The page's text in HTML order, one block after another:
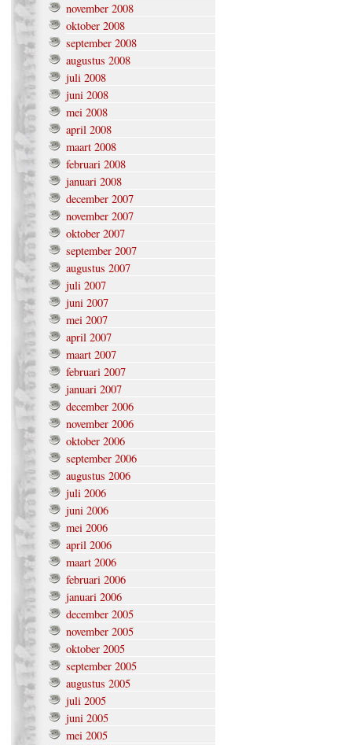
november 2008
oktober 2008
september 2008
augustus 2008
juli 2008
juni 2008
mei 2008
april 2008
maart 2008
februari 2008
januari 2008
december 2007
november 2007
oktober 2007
september 2007
augustus 2007
juli 2007
juni 2007
mei 2007
april 2007
maart 2007
februari 2007
januari 2007
december 2006
november 2006
oktober 2006
september 2006
augustus 2006
juli 2006
juni 2006
mei 2006
april 2006
maart 2006
februari 2006
januari 2006
december 2005
november 2005
oktober 2005
september 2005
augustus 2005
juli 2005
juni 2005
mei 2005